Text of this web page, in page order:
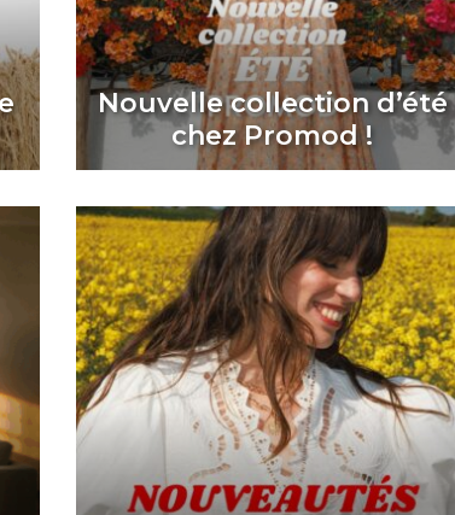
Nouvelle collection d’été
chez Promod !